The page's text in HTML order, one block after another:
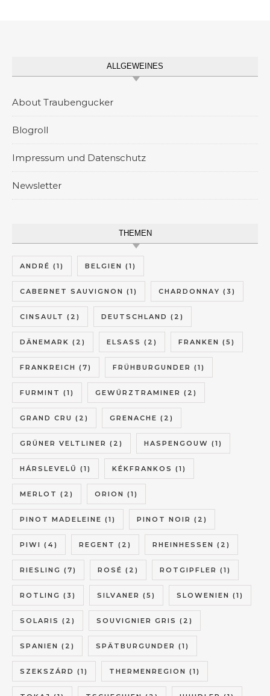
ALLGEWEINES
About Traubengucker
Blogroll
Impressum und Datenschutz
Newsletter
THEMEN
ANDRÉ (1) BELGIEN (1)
CABERNET SAUVIGNON (1) CHARDONNAY (3)
CINSAULT (2) DEUTSCHLAND (2)
DÄNEMARK (2) ELSASS (2) FRANKEN (5)
FRANKREICH (7) FRÜHBURGUNDER (1)
FURMINT (1) GEWÜRZTRAMINER (2)
GRAND CRU (2) GRENACHE (2)
GRÜNER VELTLINER (2) HASPENGOUW (1)
HÁRSLEVELŰ (1) KÉKFRANKOS (1)
MERLOT (2) ORION (1)
PINOT MADELEINE (1) PINOT NOIR (2)
PIWI (4) REGENT (2) RHEINHESSEN (2)
RIESLING (7) ROSÉ (2) ROTGIPFLER (1)
ROTLING (3) SILVANER (5) SLOWENIEN (1)
SOLARIS (2) SOUVIGNIER GRIS (2)
SPANIEN (2) SPÄTBURGUNDER (1)
SZEKSZÁRD (1) THERMENREGION (1)